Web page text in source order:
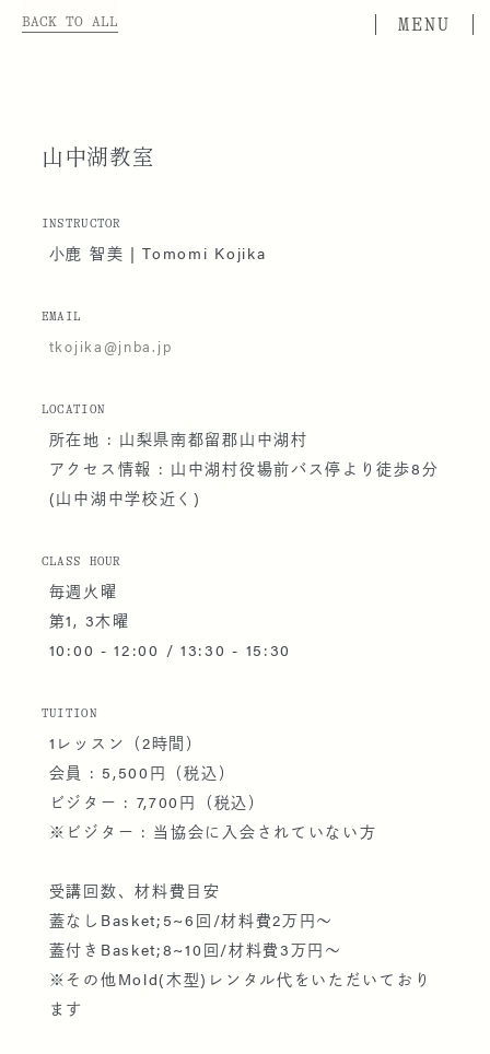
BACK TO ALL
山中湖教室
INSTRUCTOR
小鹿 智美 | Tomomi Kojika
EMAIL
tkojika@jnba.jp
LOCATION
所在地 : 山梨県南都留郡山中湖村
アクセス情報 : 山中湖村役場前バス停より徒歩8分
(山中湖中学校近く)
CLASS HOUR
毎週火曜
第1, 3木曜
10:00 - 12:00 / 13:30 - 15:30
TUITION
1レッスン（2時間）
会員 : 5,500円（税込）
ビジター : 7,700円（税込）
※ビジター : 当協会に入会されていない方
受講回数、材料費目安
蓋なしBasket;5~6回/材料費2万円〜
蓋付きBasket;8~10回/材料費3万円〜
※その他Mold(木型)レンタル代をいただいており
ます